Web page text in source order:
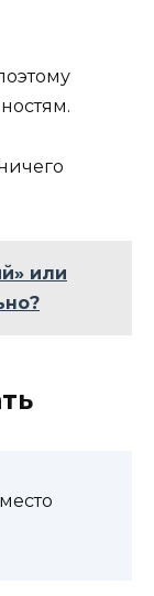
или